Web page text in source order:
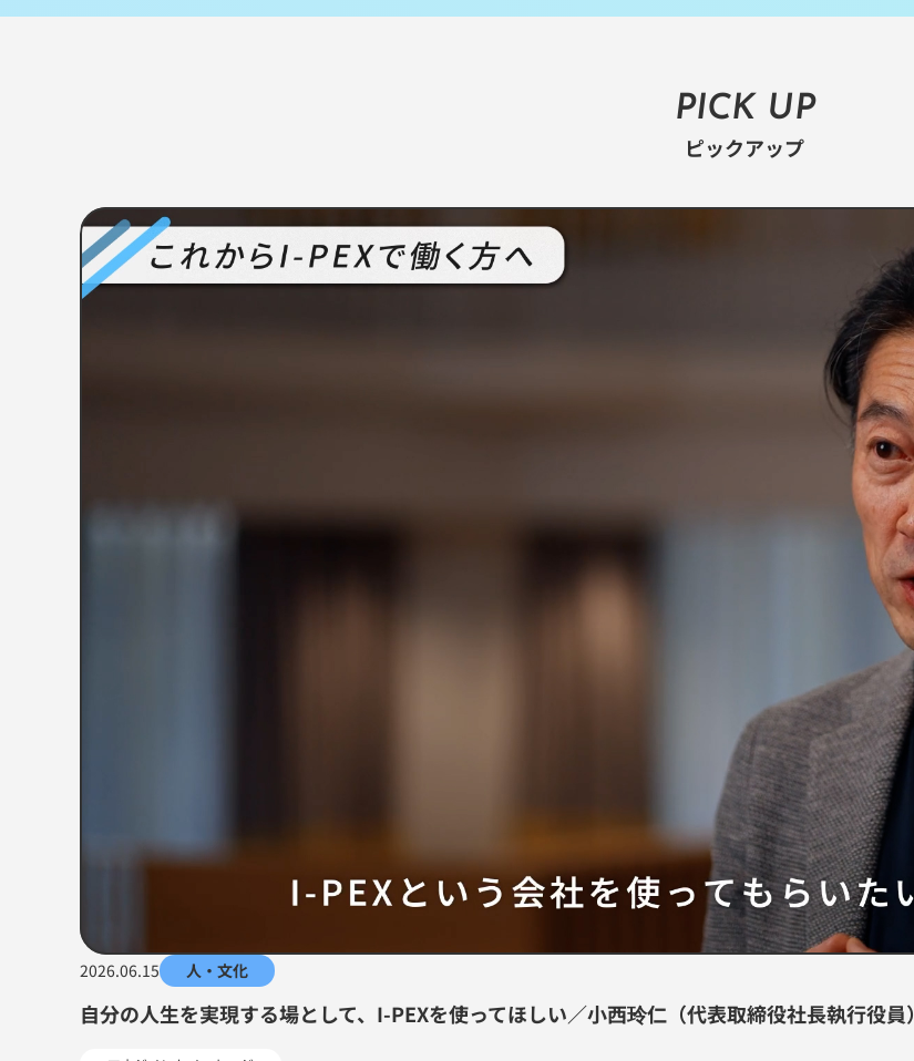
PICK UP
ピックアップ
2026.06.15 人・文化
自分の人生を実現する場として、I-PEXを使ってほしい／小西玲仁（代表取締役社長執行役員）